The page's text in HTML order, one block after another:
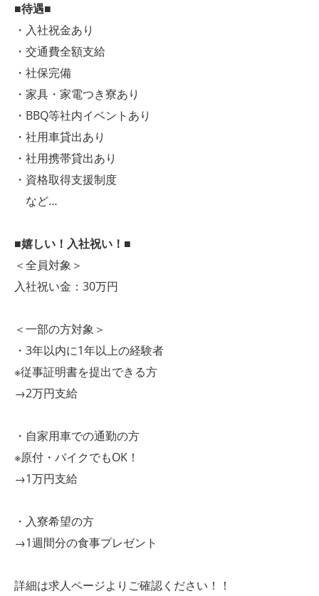
■待遇■
・入社祝金あり
・交通費全額支給
・社保完備
・家具・家電つき寮あり
・BBQ等社内イベントあり
・社用車貸出あり
・社用携帯貸出あり
・資格取得支援制度
など…
■嬉しい！入社祝い！■
＜全員対象＞
入社祝い金：30万円
＜一部の方対象＞
・3年以内に1年以上の経験者
※従事証明書を提出できる方
→2万円支給
・自家用車での通勤の方
※原付・バイクでもOK！
→1万円支給
・入寮希望の方
→1週間分の食事プレゼント
詳細は求人ページよりご確認ください！！